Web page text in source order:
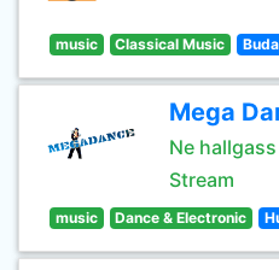
music Classical Music
Mega
Ne
Stream
music Dance & Electronic